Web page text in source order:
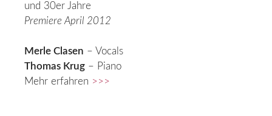
und 30er Jahre
Premiere April 2012
Merle Clasen – Vocals
Thomas Krug – Piano
Mehr erfahren >>>